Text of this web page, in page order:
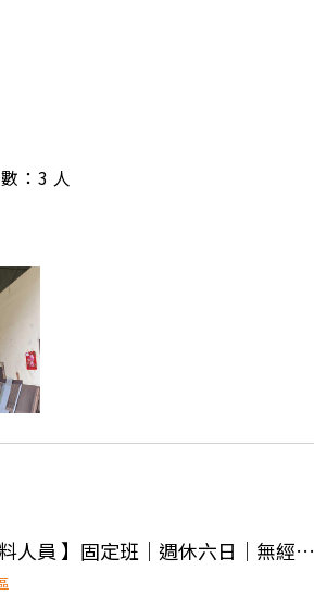
：3 人
👍 🚨【近楊梅 x 高時薪物料人員 】固定班｜週休六日｜無經驗可 🔥